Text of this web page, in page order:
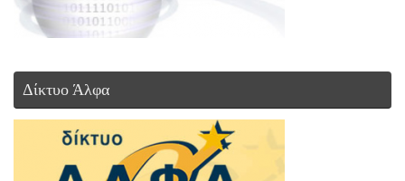
Δίκτυο Άλφα